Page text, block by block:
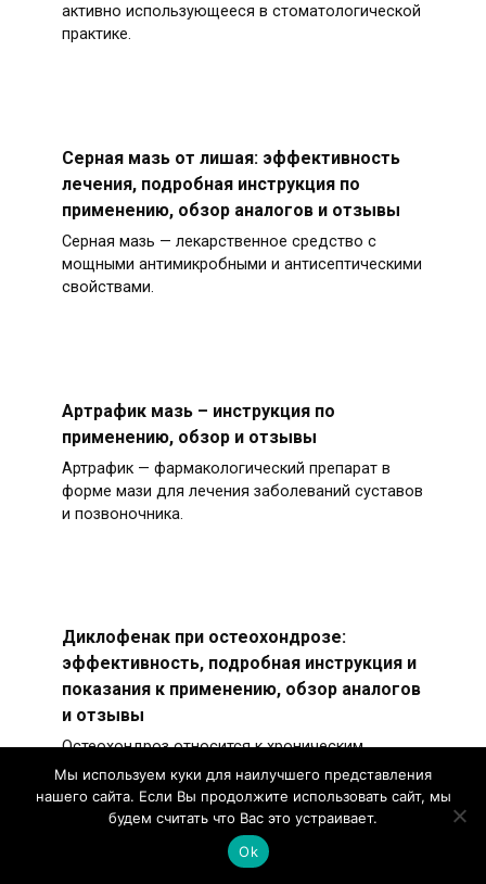
активно использующееся в стоматологической
практике.
Серная мазь от лишая: эффективность
лечения, подробная инструкция по
применению, обзор аналогов и отзывы
Серная мазь — лекарственное средство с
мощными антимикробными и антисептическими
свойствами.
Артрафик мазь – инструкция по
применению, обзор и отзывы
Артрафик — фармакологический препарат в
форме мази для лечения заболеваний суставов
и позвоночника.
Диклофенак при остеохондрозе:
эффективность, подробная инструкция и
показания к применению, обзор аналогов
и отзывы
Остеохондроз относится к хроническим
патологиям, протекающим на фоне
дегенеративных изменений в межпозвонковых
дисках.
Мы используем куки для наилучшего представления
нашего сайта. Если Вы продолжите использовать сайт, мы
будем считать что Вас это устраивает.
Ok